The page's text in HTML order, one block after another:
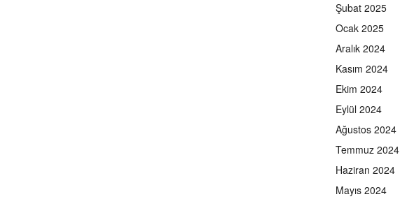
Şubat 2025
Ocak 2025
Aralık 2024
Kasım 2024
Ekim 2024
Eylül 2024
Ağustos 2024
Temmuz 2024
Haziran 2024
Mayıs 2024